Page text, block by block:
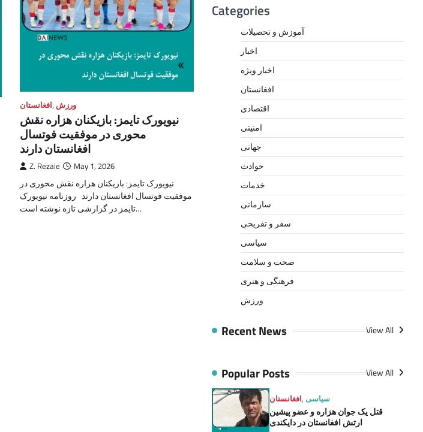
افغانستان, ورزش
نیویورک تایمز: بازیکنان هزاره نقش
محوری در موفقیت فوتسال
افغانستان دارند
Z. Rezaie May 1, 2026
نیویورک تایمز: بازیکنان هزاره نقش محوری در
موفقیت فوتسال افغانستان دارند روزنامه نیویورک
تایمز در گزارشی تازه نوشته است…
Categories
آموزش و تحصیلات
اخبار
اخبار ویژه
افغانستان
اقتصادی
امنیتی
جهانی
حوادث
خدمات
سازمانی
سفر و تفریحی
سیاسی
صحت و سلامت
فرهنگی و هنری
ورزش
Recent News View All
Popular Posts View All
افغانستان, سیاسی
قتل یک جوان هزاره و عضو پیشین
ارتش افغانستان در دایکندی